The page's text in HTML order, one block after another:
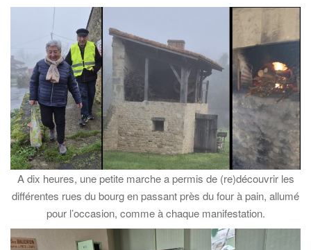
A dix heures, une petite marche a permis de (re)découvrir les
différentes rues du bourg en passant près du four à pain, allumé
pour l’occasion, comme à chaque manifestation.